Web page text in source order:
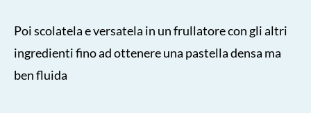
Poi scolatela e versatela in un frullatore con gli altri
ingredienti fino ad ottenere una pastella densa ma
ben fluida